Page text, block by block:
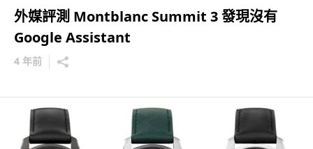
外媒評測 Montblanc Summit 3 發現沒有
Google Assistant
4 年前